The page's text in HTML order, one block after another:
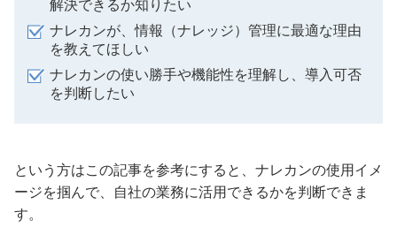
解決できるか知りたい
ナレカンが、情報（ナレッジ）管理に最適な理由
を教えてほしい
ナレカンの使い勝手や機能性を理解し、導入可否
を判断したい
という方はこの記事を参考にすると、ナレカンの使用イメ
ージを掴んで、自社の業務に活用できるかを判断できま
す。